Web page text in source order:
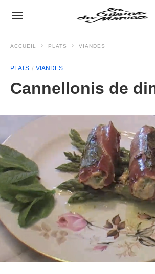
ACCUEIL PLATS VIANDES
PLATS VIANDES
Cannellonis de